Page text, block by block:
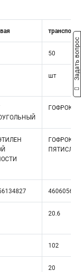
50
шт
20.6
102
20
Задать вопрос